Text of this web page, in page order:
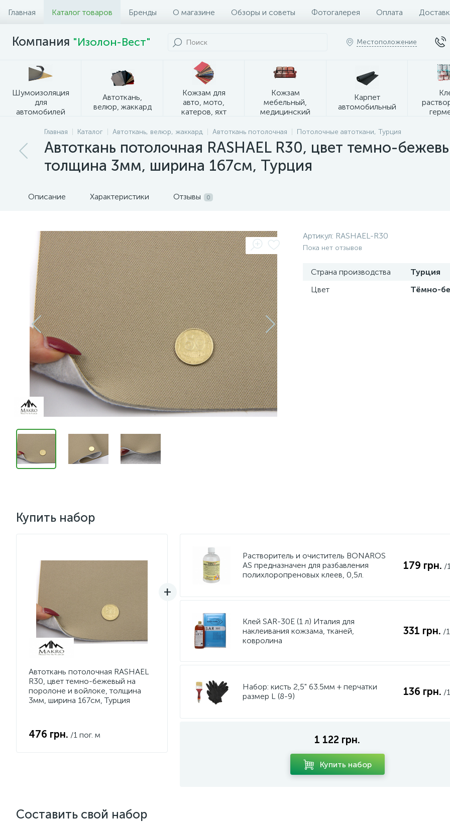
Главная Каталог товаров Бренды О магазине Обзоры и советы Фотогалерея Оплата
Компания "Изолон-Вест" Местоположение
Шумоизоляция
для
автомобилей
Автоткань,
велюр, жаккард
Кожзам для
авто, мото,
катеров, яхт
Кожзам
мебельный,
медицинский
Карпет
автомобильный
Главная Каталог Автоткань, велюр, жаккард Автоткань потолочная Потолочные автоткани, Турция
Автоткань потолочная RASHAEL R30, цвет темно-
толщина 3мм, ширина 167см, Турция
Описание Характеристики Отзывы 0
Артикул: RASHAEL-R30
Пока нет отзывов
Страна производства
Турция
Цвет
Тёмно-
Купить набор
Автоткань потолочная RASHAEL
R30, цвет темно-бежевый на
поролоне и войлоке, толщина
3мм, ширина 167см, Турция
476 грн. /1 пог. м
Растворитель и очиститель BONAROS
AS предназначен для разбавления
полихлоропреновых клеев, 0,5л.
179 грн. /
Клей SAR-30E (1 л) Италия для
наклеивания кожзама, тканей,
ковролина
331 грн. /
Набор: кисть 2,5" 63.5мм + перчатки
размер L (8-9)
136 грн. /
1 122 грн.
Купить набор
Составить свой набор